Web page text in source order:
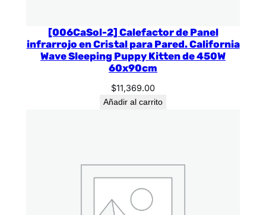
[006CaSol-2] Calefactor de Panel
infrarrojo en Cristal para Pared. California
Wave Sleeping Puppy Kitten de 450W
60x90cm
$11,369.00
Añadir al carrito